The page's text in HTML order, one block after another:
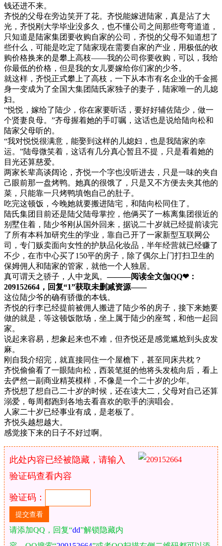
钱还进不来。
齐悦的父母在旁边笑开了花。齐悦能嫁进陆家，真是沾了大
光，齐悦刚大学毕业没多久，也不懂公司之间那些弯弯道道，
只知道是陆家集团要收购自家的公司，齐悦的父母不知道想了
些什么，可能是吃定了陆家现在需要自家的产业，用极低的收
购价格换来的是攀上高枝——我的公司你要收购，可以，我给
你最低的价格，但是我的女儿要嫁给你们家的少爷。
就这样，齐悦正式攀上了高枝，一下从本市有名企业的千金摇
身一变成为了全国大集团陆氏家独子的妻子，陆家唯一的儿媳
妇。
“悦悦，嫁给了陆少，你在家要听话，要好好辅佐陆少，做一
个贤妻良母。”齐母握着她的手叮嘱，这话也是说给陆向松和
陆家父母听的。
“我对悦悦很满意，能娶到这样的儿媳妇，也是我陆家的幸
运。”陆母微笑着，这话有几分真心暂且不提，只是看着她的
目光还算慈爱。
两家长辈高谈阔论，齐悦一个字也没听进去，只是一味的夹自
己眼前那一盘烤鸭。她真的很饿了，只是又不方便去夹其他的
菜，只能靠一只烤鸭填饱自己的肚子。
吃完这顿饭，今晚她就要搬进陆宅，和陆向松同住了。
陆氏集团目前还是陆父陆母掌控，他俩买了一栋离集团很近的
别墅住着，陆少爷刚从国外回来，据说二十岁就已经提前读完
了所有本科加研究生的学业，靠自己开了一家新型互联网公
司，专门贩卖面向女性的护肤品化妆品，半年经营就已经赚了
不少，在市中心买了150平的房子，除了偶尔上门打扫卫生的
保姆佣人和陆家的管家，就他一个人独居。
真可谓天之骄子，人中龙凤。———阅读全文伽QQ❤：
209152664，回复“1”获取未删减资源—​​​​—
这位陆少爷的确有骄傲的本钱。
齐悦的行李已经提前被佣人搬进了陆少爷的房子，接下来她要
做的就是，等这顿饭散场，坐上属于陆少的座驾，和他一起回
家。
说起来容易，想象起来也不难，但齐悦还是感觉尴尬到头皮发
麻。
刚自我介绍完，就直接同住一个屋檐下，甚至同床共枕？
齐悦偷偷看了一眼陆向松，西装笔挺的他将头发梳向后，看上
去俨然一副商业精英模样，不像是一个二十岁的少年。
齐悦想了想自己二十岁的时候，还在读大二，父母对自己还算
溺爱，每周都跑到各地去看喜欢的歌手的演唱会。
人家二十岁已经事业有成，是老板了。
齐悦头越想越大。
感觉接下来的日子不好过啊。
此处内容已经被隐藏，请输入
验证码查看内容
验证码：
请添加QQ，回复“dd”解锁隐藏内